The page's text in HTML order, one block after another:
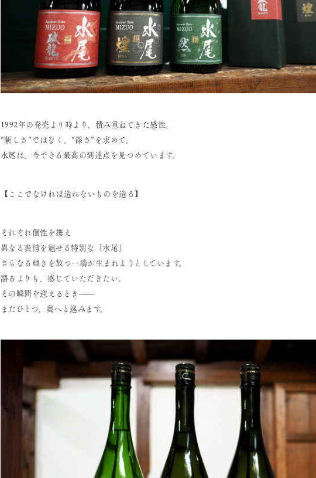
1992年の発売より時より、積み重ねてきた感性。
“新しさ”ではなく、“深さ”を求めて。
水尾は、今できる最高の到達点を見つめています。
【ここでなければ造れないものを造る】
それぞれ個性を携え
異なる表情を魅せる特別な「水尾」
さらなる輝きを放つ一滴が生まれようとしています。
語るよりも、感じていただきたい。
その瞬間を迎えるとき——
またひとつ、奥へと進みます。